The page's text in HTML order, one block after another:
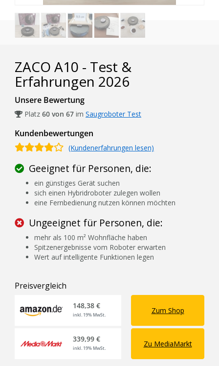
ZACO A10 - Test &
Erfahrungen 2026
Unsere Bewertung
Platz 60 von 67 im Saugroboter Test
Kundenbewertungen
(Kundenerfahrungen lesen)
Geeignet für Personen, die:
ein günstiges Gerät suchen
sich einen Hybridroboter zulegen wollen
eine Fernbedienung nutzen können möchten
Ungeeignet für Personen, die:
mehr als 100 m² Wohnfläche haben
Spitzenergebnisse vom Roboter erwarten
Wert auf intelligente Funktionen legen
Preisvergleich
148,38 €
inkl. 19% MwSt. Zum Shop
339,99 €
inkl. 19% MwSt. Zu MediaMarkt